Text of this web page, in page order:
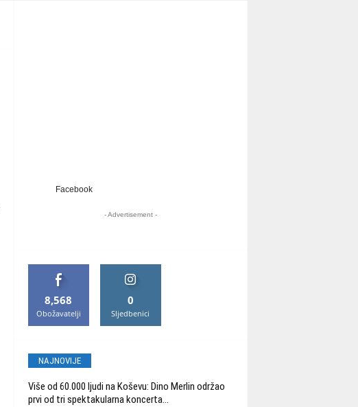
Facebook
- Advertisement -
8,568
Obožavatelji
0
Sljedbenici
NAJNOVIJE
Više od 60.000 ljudi na Koševu: Dino Merlin održao
prvi od tri spektakularna koncerta...